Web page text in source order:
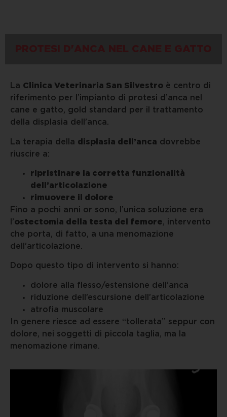
La Clinica Veterinaria San Silvestro è centro di
riferimento per l’impianto di protesi d’anca nel
cane e gatto, gold standard per il trattamento
della displasia dell’anca.
La terapia della displasia dell’anca dovrebbe
riuscire a:
ripristinare la corretta funzionalità
dell’articolazione
rimuovere il dolore
Fino a pochi anni or sono, l’unica soluzione era
l’ostectomia della testa del femore, intervento
che porta, di fatto, a una menomazione
dell’articolazione.
Dopo questo tipo di intervento si hanno:
dolore alla flesso/estensione dell’anca
riduzione dell’escursione dell’articolazione
atrofia muscolare
In genere riesce ad essere “tollerata” seppur con
dolore, nei soggetti di piccola taglia, ma la
menomazione rimane.